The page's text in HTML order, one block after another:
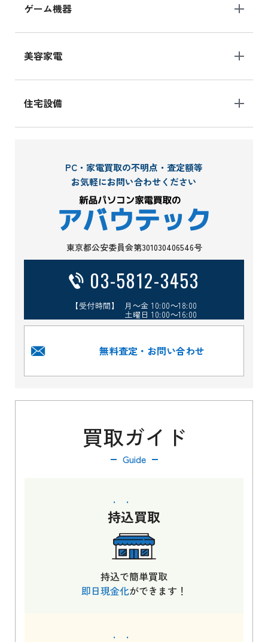
ゲーム機器
美容家電
住宅設備
PC・家電買取の不明点・査定額等
お気軽にお問い合わせください
東京都公安委員会第301030406546号
03-5812-3453
【受付時間】 月～金 10:00～18:00
土曜日 10:00～16:00
無料査定・お問い合わせ
買取ガイド
Guide
持込買取
持込で簡単買取
即日現金化ができます！